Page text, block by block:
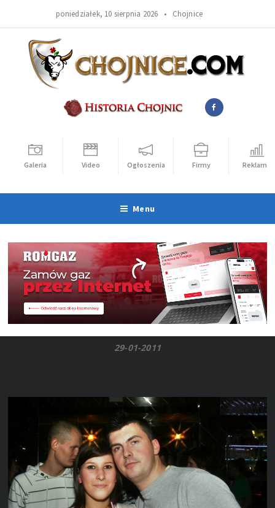
poniedziałek, 10 sierpnia 2026 • Chojnice
Galeria Video Ogłoszenia Firmy Reklama
Menu
29-01-2011